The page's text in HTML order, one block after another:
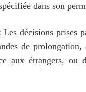
dans son
décisions prises
de
aux étrangers, ou